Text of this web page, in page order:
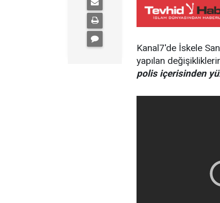
Kanal7'de İskele
yapılan
polis içerisinden